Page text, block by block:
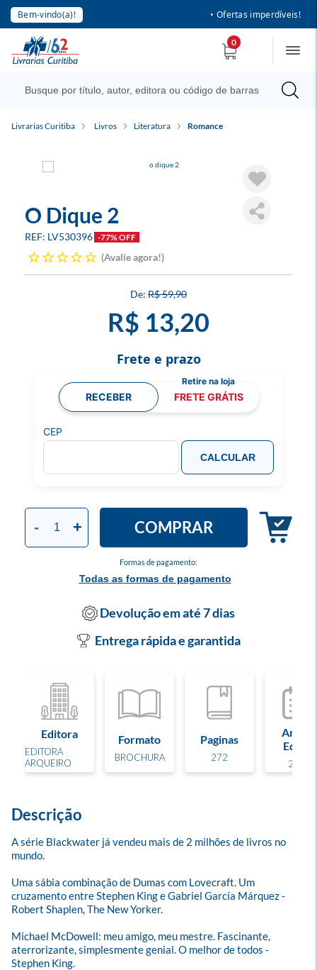
Bem-vindo(a)! • Ofertas imperdíveis!
0
Livrarias Curitiba Livros Literatura Romance
O Dique 2
LV530396 -77% OFF
Avalie agora!
R$ 59,90
R$ 13,20
Formas de pagamento:
Todas as formas de pagamento
- + COMPRAR
Frete e prazo
RECEBER FRETE GRÁTIS
CEP
CALCULAR
Devolução em até 7 dias
Entrega rápida e garantida
Editora
EDITORA
ARQUEIRO
Formato
BROCHURA
Paginas
272
Ano de
Edição
2025
Descrição
A série Blackwater já vendeu mais de 2 milhões de livros no
mundo.
Uma sábia combinação de Dumas com Lovecraft. Um
cruzamento entre Stephen King e Gabriel García Márquez -
Robert Shaplen, The New Yorker.
Michael McDowell: meu amigo, meu mestre. Fascinante,
aterrorizante, simplesmente genial. O melhor de todos -
Stephen King.